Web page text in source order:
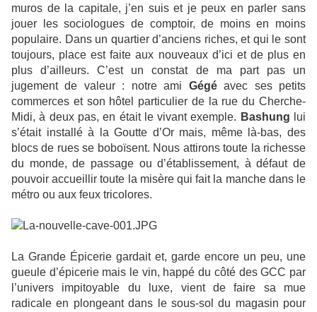
muros de la capitale, j’en suis et je peux en parler sans
jouer les sociologues de comptoir, de moins en moins
populaire. Dans un quartier d’anciens riches, et qui le sont
toujours, place est faite aux nouveaux d’ici et de plus en
plus d’ailleurs. C’est un constat de ma part pas un
jugement de valeur : notre ami Gégéavec ses petits
commerces et son hôtel particulier de la rue du Cherche-
Midi, à deux pas, en était le vivant exemple. Bashung lui
s’était installé à la Goutte d’Or mais, même là-bas, des
blocs de rues se boboïsent. Nous attirons toute la richesse
du monde, de passage ou d’établissement, à défaut de
pouvoir accueillir toute la misère qui fait la manche dans le
métro ou aux feux tricolores.
La Grande Épicerie gardait et, garde encore un peu, une
gueule d’épicerie mais le vin, happé du côté des GCC par
l’univers impitoyable du luxe, vient de faire sa mue
radicale en plongeant dans le sous-sol du magasin pour